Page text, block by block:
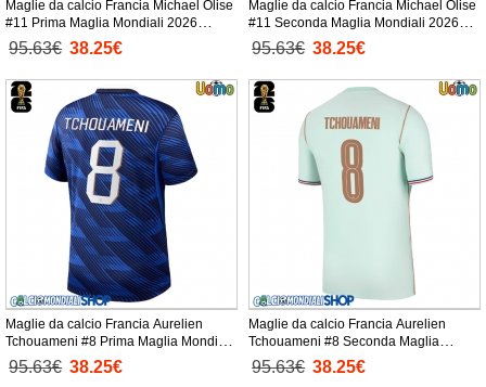
Maglie da calcio Francia Michael Olise
#11 Prima Maglia Mondiali 2026
Manica Corta
95.63€ 38.25€
Maglie da calcio Francia Michael Olise
#11 Seconda Maglia Mondiali 2026
Manica Corta
95.63€ 38.25€
Maglie da calcio Francia Aurelien
Tchouameni #8 Prima Maglia Mondiali
2026 Manica Corta
95.63€ 38.25€
Maglie da calcio Francia Aurelien
Tchouameni #8 Seconda Maglia
Mondiali 2026 Manica Corta
95.63€ 38.25€